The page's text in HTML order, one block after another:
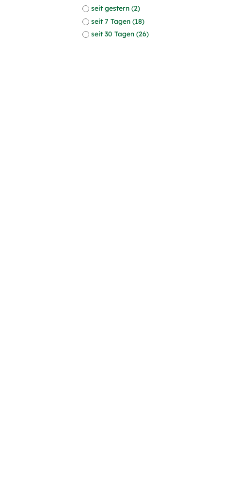
seit gestern (2)
seit 7 Tagen (18)
seit 30 Tagen (26)